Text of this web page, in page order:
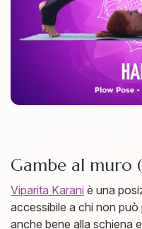
Gambe al muro
Viparita Karani è una
accessibile a chi non
anche bene alla schiena